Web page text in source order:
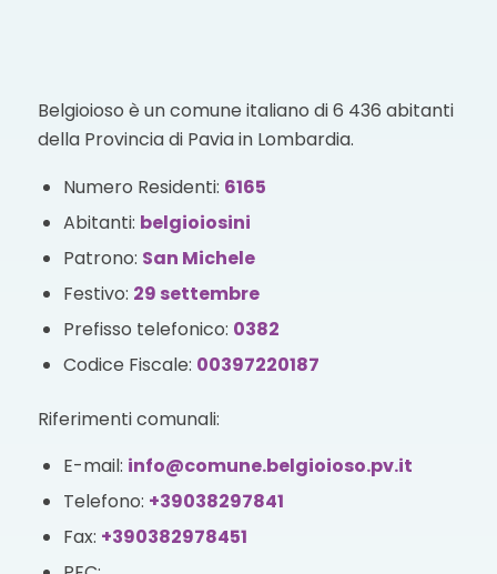
Belgioioso è un comune italiano di 6 436 abitanti
della Provincia di Pavia in Lombardia.
Numero Residenti: 6165
Abitanti: belgioiosini
Patrono: San Michele
Festivo: 29 settembre
Prefisso telefonico: 0382
Codice Fiscale: 00397220187
Riferimenti comunali:
E-mail: info@comune.belgioioso.pv.it
Telefono: +39038297841
Fax: +390382978451